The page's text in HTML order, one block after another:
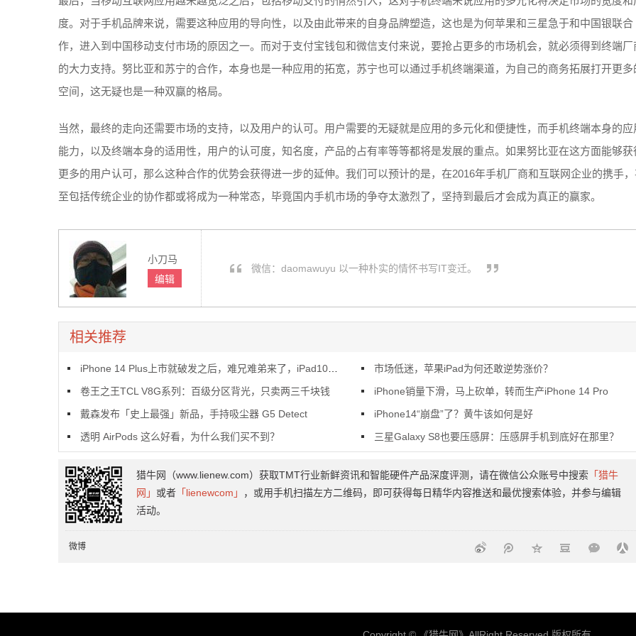
度。对于手机品牌来说，需要这种应用的导向性，以及由此带来的自身品牌塑造，这也是为何苹果和三星急于和中国银联合
作，进入到中国移动支付市场的原因之一。而对于支付宝钱包和微信支付来说，要抢占更多的市场机会，就必须得到终端厂
的大力支持。努比亚和苏宁的合作，本身也是一种应用的拓宽，苏宁也可以通过手机终端渠道，为自己的商务拓展打开更多
空间，这无疑也是一种双赢的格局。
当然，最终的走向还需要市场的支持，以及用户的认可。用户需要的无疑就是应用的多元化和便捷性，而手机终端本身的应
能力，以及终端本身的适用性，用户的认可度，知名度，产品的占有率等等都将是发展的重点。如果努比亚在这方面能够获
更多的用户认可，那么这种合作的优势会获得进一步的延伸。我们可以预计的是，在2016年手机厂商和互联网企业的携手
至包括传统企业的协作都或将成为一种常态，毕竟国内手机市场的争夺太激烈了，坚持到最后才会成为真正的赢家。
小刀马
编辑
微信：daomawuyu 以一种朴实的情怀书写IT变迁。
相关推荐
iPhone 14 Plus上市就破发之后，难兄难弟来了，iPad10首销也破发了
市场低迷，苹果iPad为何还敢逆势涨价？
卷王之王TCL V8G系列：百级分区背光，只卖两三千块钱
iPhone销量下滑，马上砍单，转而生产iPhone 14 Pro
戴森发布「史上最强」新品，手持吸尘器 G5 Detect
iPhone14“崩盘”了？黄牛该如何是好
透明 AirPods 这么好看，为什么我们买不到？
三星Galaxy S8也要压感屏：压感屏手机到底好在那里？
猎牛网（www.lienew.com）获取TMT行业新鲜资讯和智能硬件产品深度评测，请在微信公众账号中搜索 「猎牛
网」 或者 「lienewcom」
，或用手机扫描左方二维码，即可获得每日精华内容推送和最优搜索体验，并参与编辑
活动。
微博